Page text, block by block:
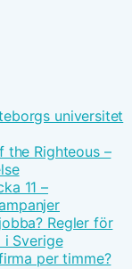
universitet
the Righteous –
11 –
Regler för
Sverige
per timme?